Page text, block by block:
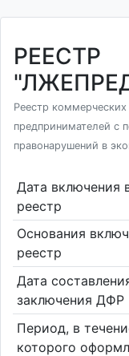
РЕЕСТР
Реестр
предпринимателей с
правонарушений в
Дата включения
реестр
Основания
реестр
Дата
заключения ДФР
Период, в
которого